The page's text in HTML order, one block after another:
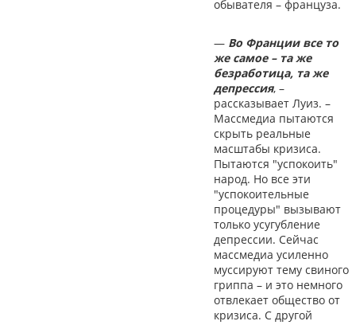
обывателя – француза.
— Во Франции все то
же самое – та же
безработица, та же
депрессия, –
рассказывает Луиз. –
Массмедиа пытаются
скрыть реальные
масштабы кризиса.
Пытаются "успокоить"
народ. Но все эти
"успокоительные
процедуры" вызывают
только усугубление
депрессии. Сейчас
массмедиа усиленно
муссируют тему свиного
гриппа – и это немного
отвлекает общество от
кризиса. С другой